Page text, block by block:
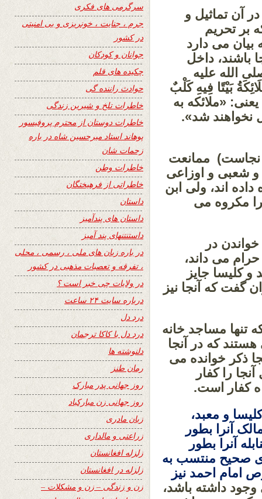
آن تماثیل و
بر تحریم
بیان می دارد
باشند، داخل
الله علیه
بَیْتًا فِیهِ کَلْبٌ
بخاری (3225) ومسلم (2106)‏. یعنی: «ملائکه به
نخواهند شد».
نجاست) ممانعت
و شعبی و اوزاعی
اند، ولی ابن
مکروه می
در
می داند،
و کلیسا جایز
گفت که آنجا نیز
تنها مساجد خانه
که در آنجا
ذکر خوانده می
را کفار
کفار است.
و معبد،
آنرا بطور
آنرا بطور
صحیح منتسب به
امام احمد نیز
وجود داشته باشد،
سرگرمی های فکری
جرم ، جنایت ، خونریزی و بی امنیتی
در کشور
جوانان و کودکان
چکیده های قلم
حوادث راننده گی
خاطرات تلخ و شیرین زندگی
خاطرات دوستان از محترم پروفیسور
پوهاند استاد میرحسین شاه در باره
زحمات شان
خاطرات وطن
خاطراتی از فرهیختگان
داستان
داستان های پندآمیز
داستنتنهای پند آمیز
در باره زبان های ملی ، رسمی ، محلی
، تفرقه و تعصبات مذهبی در کشور
در ولایات چی خبر است ؟
درباره سایت ۲۴ ساعت
درد دل
درد دل با کاکا ترجمان
دلنوشته ها
رمان طنز
روز جهانی پدر مبارک
روز جهانی زن مبارکباد
زبان مادری
زراعتی و مالداری
زلزله افغانستان
زلزله در افغانستان
زن و زندگی – زن و مشکلات –